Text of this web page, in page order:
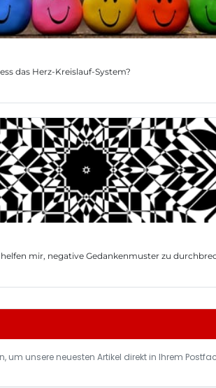
das Herz-Kreislauf-System?
mir, negative Gedankenmuster zu
um unsere neuesten Artikel direkt in Ihrem